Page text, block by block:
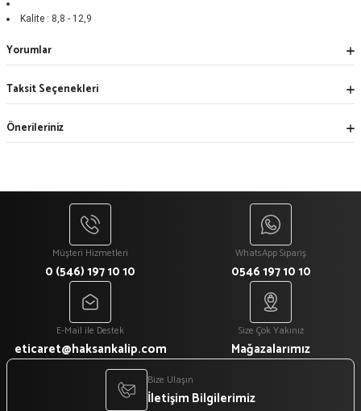
Kalite : 8,8 - 12,9
Yorumlar
Taksit Seçenekleri
Önerileriniz
Müşteri Hizmetleri
0 (546) 197 10 10
WhatsApp Sipariş
0546 197 10 10
E-Mail ile Destek
eticaret@haksankalip.com
Size Çok Yakınız
Mağazalarımız
Bize Ulaşın
İletişim Bilgilerimiz